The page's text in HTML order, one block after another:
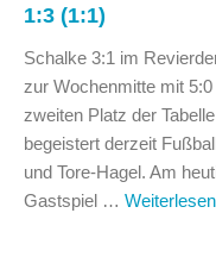
1:3 (1:1)
Schalke 3:1 im
zur Wochenmitte mit
zweiten Platz der
begeistert derzeit
und Tore-Hagel. Am
Gastspiel … Weiterlesen